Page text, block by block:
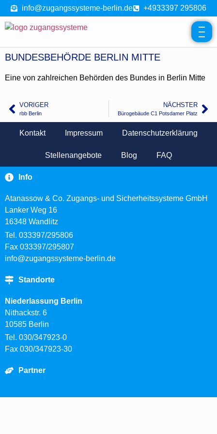
info@zugangssysteme-berlin.de +4933397 295806
BUNDESBEHÖRDE BERLIN MITTE
Eine von zahlreichen Behörden des Bundes in Berlin Mitte
VORIGER
rbb Berlin
NÄCHSTER
Bürogebäude C1 Potsdamer Platz
Kontakt Impressum Datenschutzerklärung
Stellenangebote Blog FAQ
Info
Atanassow & Co. Zugangs- und Sicherheitssysteme GmbH
Lanker Weg 16
16348 Wandlitz
Tel. 033397/295806
Fax 033397/295807
info@zugangssysteme-berlin.de
Standorte
Niederlassung Berlin
Nithackstr. 6
10585 Berlin
Tel. 030/347923-0
Fax 030/347923-30
Partner